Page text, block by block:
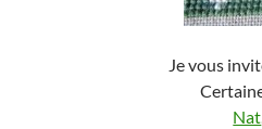
Je vous
Nat